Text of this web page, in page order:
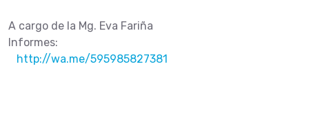
A cargo de la Mg. Eva Fariña
Informes:
http://wa.me/595985827381